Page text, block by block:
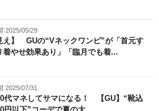
2025/05/29
え】 GUの“Vネックワンピ”が「首元す
着やせ効果あり」「臨月でも着...
2025/07/31
代マネしてサマになる！ 【GU】“靴込